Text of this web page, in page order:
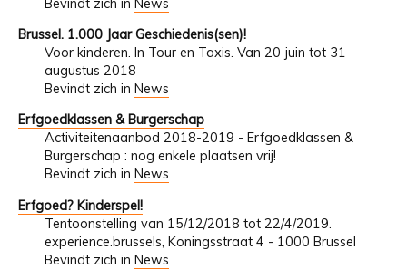
Brussel. 1.000 Jaar Geschiedenis(sen)!
Voor kinderen. In Tour en Taxis. Van 20 juin tot 31
augustus 2018
Bevindt zich in News
Erfgoedklassen & Burgerschap
Activiteitenaanbod 2018-2019 - Erfgoedklassen &
Burgerschap : nog enkele plaatsen vrij!
Bevindt zich in News
Erfgoed? Kinderspel!
Tentoonstelling van 15/12/2018 tot 22/4/2019.
experience.brussels, Koningsstraat 4 - 1000 Brussel
Bevindt zich in News